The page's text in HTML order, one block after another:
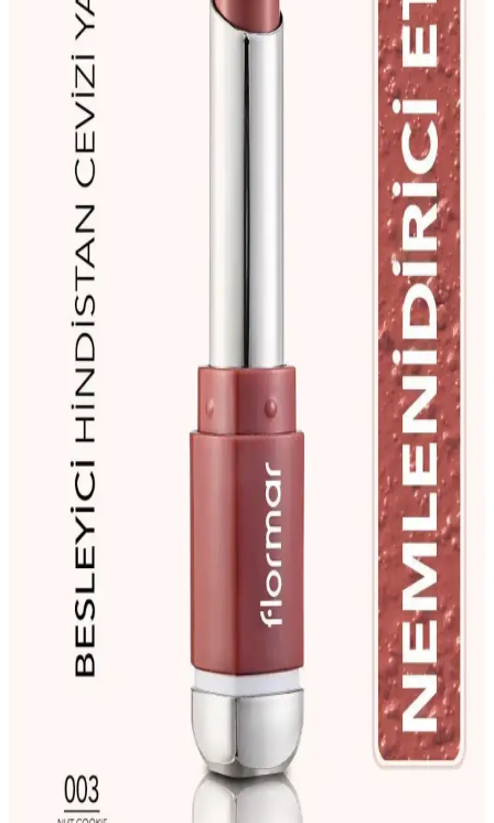
Modern Makyaj Seçeneği
Şeftali rengi ruj, doğal görünüm ve uyum sağlayan tonlarıyla günlük
ve özel makyajlar için ideal. Cilt tonlarına göre farklı kullanım
önerileri ve trendler hakkında detaylar burada.
Farmasi BB Mat Ruj ve Matte Lipstick 08
Karşılaştırması: Özellikler ve Kullanıcı Yorumları
Farmasi BB Mat Ruj 04 Wısh Wınter ve Farmasi BB Matte Lipstick
08'in detaylı karşılaştırması, özellikleri, kullanıcı yorumları ve
performansını içerir. Hangi ürünün ihtiyaçlarınıza uygun olduğunu
belirlemenize yardımcı olur.
L'Oréal Kalıcı Rujlar: Uzun Süre Dayanan ve
Çeşitli Seçenekler Sunan Makyaj Ürünleri
L'Oréal kalıcı rujlar, uzun süre dayanıklılığı ve geniş renk
seçenekleriyle makyajda fark yaratır. Nemlendirme özellikleri ve
pratik uygulama imkanıyla dudaklarınızda şıklık sağlar.
Max Factor Ruj Renkleri ve Seçim Rehberi: Ten
Rengine Uygun Renkler ve Dokular
Max Factor’un geniş ruj koleksiyonu, farklı ten renkleri ve makyaj
tarzlarına uygun renk ve dokular sunar. Kalıcı ve konforlu
seçeneklerle kendinizi ifade edin.
Maybelline Çıkmayan Rujlar: Uzun Süre Dayanan
Güvenilir Dudak Makyajı Rehberi
Maybelline çıkmayan rujlar, uzun süre kalıcılık sağlayan ve pratik
kullanımıyla öne çıkan dudak makyajı ürünleridir. Bu rehberde, en
iyi seçenekler ve kullanım ipuçlarıyla dudaklarınızda mükemmel
Flormar Ruj Karşılaştırması: Prime'N Lips Nut
Cookie ve Saten Dokulu Stick Ruj Özellikleri